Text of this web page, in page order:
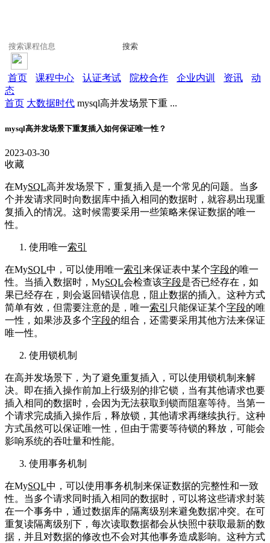
搜索
首页 课程中心 认证考试 院校合作 企业内训 资讯
动
态
首页 大数据时代 mysql高并发场景下重 ...
mysql高并发场景下重复插入如何保证唯一性？
2023-03-30
收藏
在MySQL高并发场景下，重复插入是一个常见的问题。当多
个并发请求同时向数据库中插入相同的数据时，就容易出现重
复插入的情况。这时候需要采用一些策略来保证数据的唯一
性。
使用唯一索引
在MySQL中，可以使用唯一索引 来保证表中某个字段的唯一
性。当插入数据时，MySQL会检查该字段是否已经存在，如
果已经存在，则会返回错误信息，阻止数据的插入。这种方式
简单有效，但需要注意的是，唯一索引 只能保证某个字段的唯
一性，如果涉及多个字段的组合，还需要采用其他方法来保证
唯一性。
使用锁机制
在高并发场景下，为了避免重复插入，可以使用锁机制来解
决。即在插入操作前加上行级别的排它锁，当有其他请求也要
插入相同的数据时，会因为无法获取到锁而阻塞等待。当第一
个请求完成插入操作后，释放锁，其他请求再继续执行。这种
方式虽然可以保证唯一性，但由于需要等待锁的释放，可能会
影响系统的吞吐量和性能。
使用事务机制
在MySQL中，可以使用事务机制来保证数据的完整性和一致
性。当多个请求同时插入相同的数据时，可以将这些请求封装
在一个事务中，通过数据库的隔离级别来避免数据冲突。在可
重复读隔离级别下，每次读取数据都会从快照中获取最新的数
据，并且对数据的修改也不会对其他事务造成影响。这种方式